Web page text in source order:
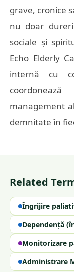
grave, cronice
nu doar
sociale și
Echo Elderly
internă cu
management
demnitate în
Related
Îngrijire
Dependență
Monitorizare
Administrare